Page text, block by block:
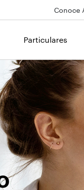
Conoce
Particulares